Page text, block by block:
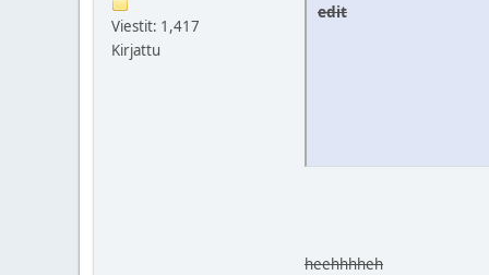
Viestit: 1,417
Kirjattu
edit
heehhhheh